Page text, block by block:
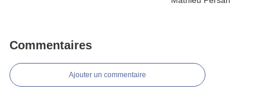
Commentaires
Ajouter un commentaire